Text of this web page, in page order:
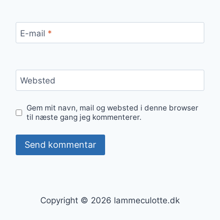
E-mail *
Websted
Gem mit navn, mail og websted i denne browser
til næste gang jeg kommenterer.
Copyright © 2026 lammeculotte.dk